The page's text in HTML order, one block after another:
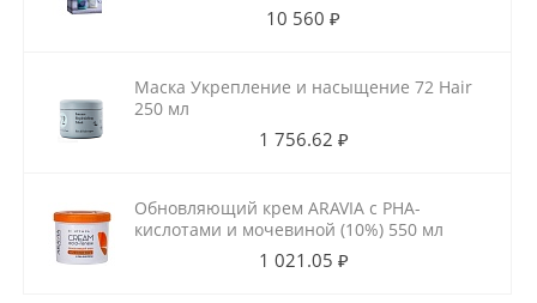
10 560 ₽
Маска Укрепление и насыщение 72 Hair
250 мл
1 756.62 ₽
Обновляющий крем ARAVIA с РНА-
кислотами и мочевиной (10%) 550 мл
1 021.05 ₽